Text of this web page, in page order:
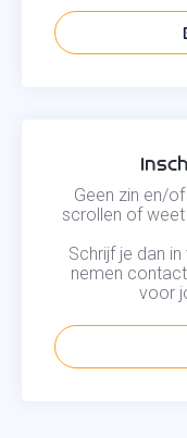
Geen zin en/
scrollen of
Schrijf je dan
nemen
voor